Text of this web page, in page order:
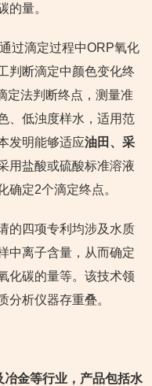
的量。
过滴定过程中ORP氧化
判断滴定中颜色变化终
定法判断终点，测量准
、低浊度样水，适用范
发明能够适应油田、采
用盐酸或硫酸标准溶液
确定2个滴定终点。
的四项专利均涉及水质
中离子含量，从而确定
化碳的量等。该技术领
分析仪器存重叠。
金等行业，产品包括水